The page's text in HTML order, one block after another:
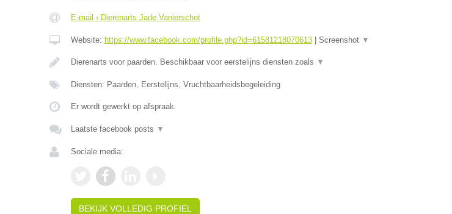
E-mail › Dierenarts Jade Vanierschot
Website: https://www.facebook.com/profile.php?id=61581218070613| Screenshot ▼
Dierenarts voor paarden. Beschikbaar voor eerstelijns diensten zoals ▼
Diensten: Paarden, Eerstelijns, Vruchtbaarheidsbegeleiding
Er wordt gewerkt op afspraak.
Laatste facebook posts ▼
Sociale media:
BEKIJK VOLLEDIG PROFIEL